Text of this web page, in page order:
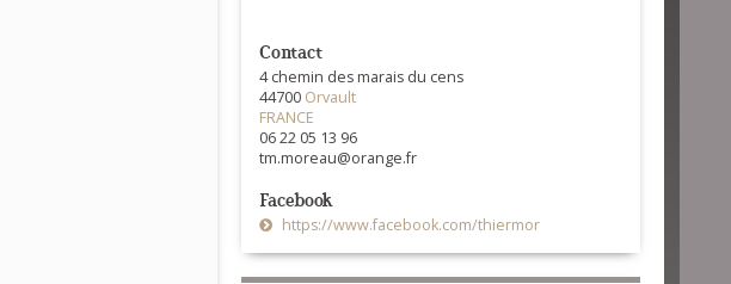
Contact
4 chemin des marais du cens
44700 Orvault
FRANCE
06 22 05 13 96
tm.moreau@orange.fr
Facebook
https://www.facebook.com/thiermor